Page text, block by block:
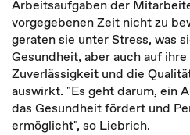
Arbeitsaufgaben der
vorgegebenen Zeit nicht zu
geraten sie unter Stress, was
Gesundheit, aber auch auf
Zuverlässigkeit und die
auswirkt. "Es geht darum, ein
das Gesundheit fördert und
ermöglicht", so Liebrich.